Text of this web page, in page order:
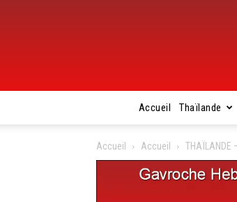
Accueil Thaïlande
Accueil Accueil THAÏLANDE